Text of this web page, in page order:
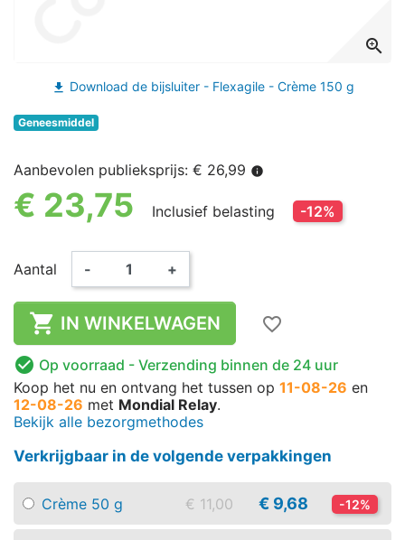
zoom_in
file_download Download de bijsluiter - Flexagile - Crème 150 g
Geneesmiddel
Aanbevolen publieksprijs: € 26,99 info
€ 23,75 Inclusief belasting -12%
Aantal - +
 IN WINKELWAGEN
favorite_border
 Op voorraad - Verzending binnen de 24 uur
Koop het nu en ontvang het tussen op 11-08-26 en
12-08-26 met Mondial Relay.
Bekijk alle bezorgmethodes
Verkrijgbaar in de volgende verpakkingen
Crème 50 g € 11,00 € 9,68 -12%